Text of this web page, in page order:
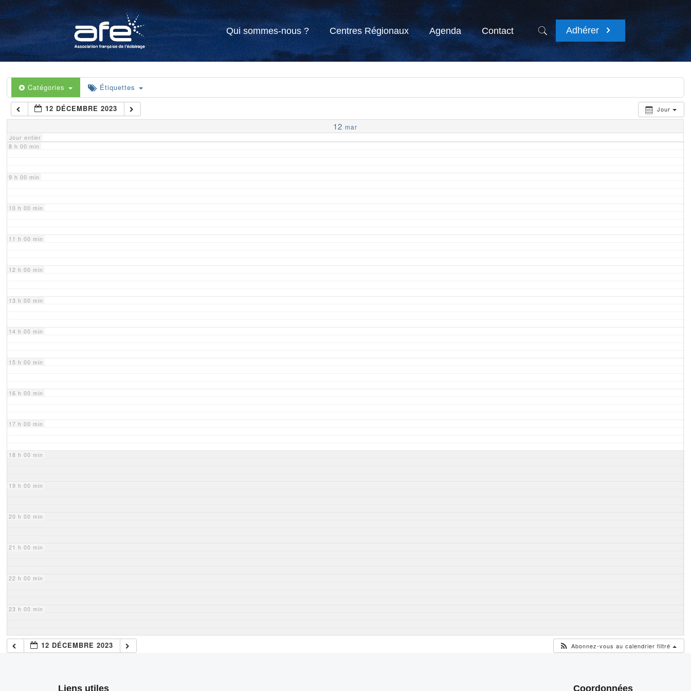
Qui sommes-nous ? Centres Régionaux Agenda Contact Adhérer
Catégories Étiquettes
Jour
12 DÉCEMBRE 2023
12 mar
Jour entier
4 h 00 min
5 h 00 min
6 h 00 min
7 h 00 min
8 h 00 min
9 h 00 min
10 h 00 min
11 h 00 min
12 h 00 min
13 h 00 min
14 h 00 min
15 h 00 min
16 h 00 min
17 h 00 min
18 h 00 min
19 h 00 min
20 h 00 min
21 h 00 min
22 h 00 min
23 h 00 min
12 DÉCEMBRE 2023 Abonnez-vous au calendrier filtré
Liens utiles Coordonnées